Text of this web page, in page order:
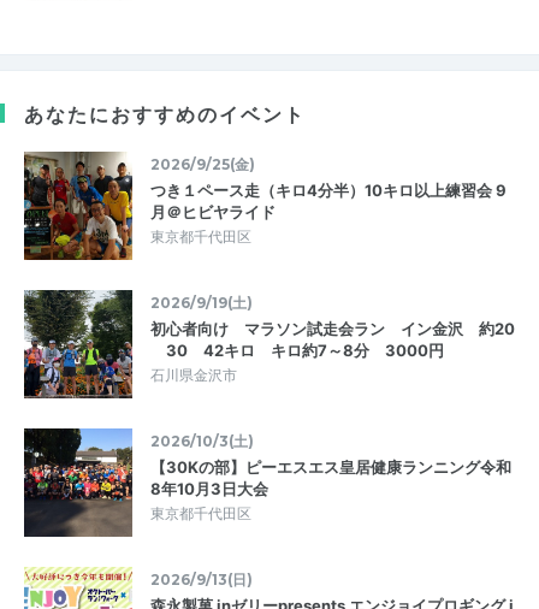
あなたにおすすめのイベント
2026/9/25(金)
つき１ペース走（キロ4分半）10キロ以上練習会 9
月＠ヒビヤライド
東京都千代田区
2026/9/19(土)
初心者向け マラソン試走会ラン イン金沢 約20
30 42キロ キロ約7～8分 3000円
石川県金沢市
2026/10/3(土)
【30Kの部】ピーエスエス皇居健康ランニング令和
8年10月3日大会
東京都千代田区
2026/9/13(日)
森永製菓 inゼリーpresents エンジョイプロギング i